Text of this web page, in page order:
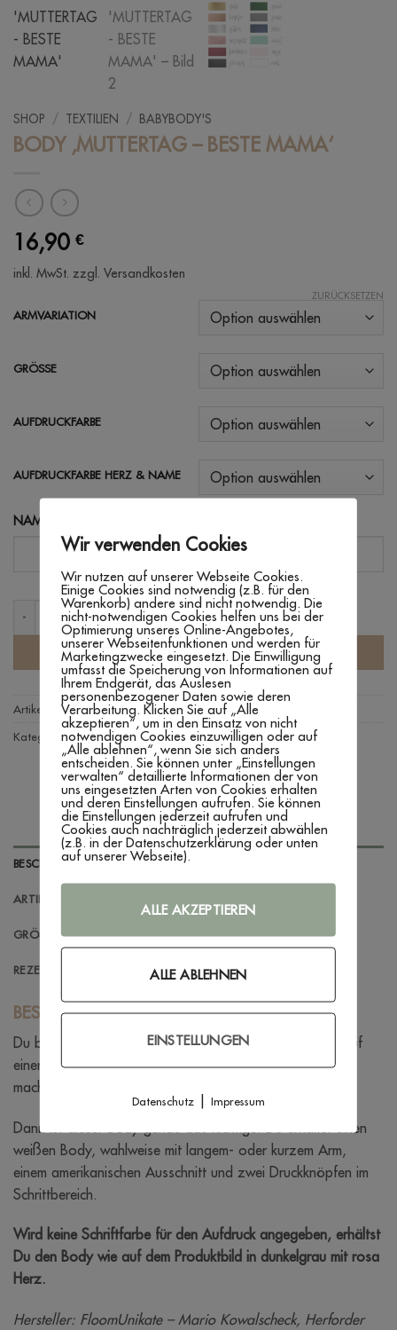
SHOP / TEXTILIEN / BABYBODY'S
BODY ‚MUTTERTAG – BESTE MAMA‘
16,90 €
inkl. MwSt. zzgl. Versandkosten
ARMVARIATION
GRÖSSE
AUFDRUCKFARBE
AUFDRUCKFARBE HERZ & NAME
ZURÜCKSETZEN
NAME
BODY 'MUTTERTAG - BESTE MAMA' Menge
IN DEN WARENKORB
Artikelnummer:n. v.
Kategorien:Babybody's, Textilien
BESCHREIBUNG
ARTIKELINFORMATIONEN
GRÖSSENBERATUNG
REZENSIONEN (0)
BESCHREIBUNG
Du bist auf der Suche nach einem Body um der Mama auf
einer besondern Art zum Muttertag ein Kompliment zu
machen?
Dann ist dieser Body genau das Richtige! Du erhältst einen
weißen Body, wahlweise mit langem- oder kurzem Arm,
einem amerikanischen Ausschnitt und zwei Druckknöpfen im
Schrittbereich.
Wird keine Schriftfarbe für den Aufdruck angegeben, erhältst
Du den Body wie auf dem Produktbild in dunkelgrau mit rosa
Herz.
Hersteller: FloomUnikate – Mario Kowalscheck, Herforder
Wir verwenden Cookies
Wir nutzen auf unserer Webseite Cookies.
Einige Cookies sind notwendig (z.B. für den
Warenkorb) andere sind nicht notwendig. Die
nicht-notwendigen Cookies helfen uns bei der
Optimierung unseres Online-Angebotes,
unserer Webseitenfunktionen und werden für
Marketingzwecke eingesetzt. Die Einwilligung
umfasst die Speicherung von Informationen auf
Ihrem Endgerät, das Auslesen
personenbezogener Daten sowie deren
Verarbeitung. Klicken Sie auf „Alle
akzeptieren“, um in den Einsatz von nicht
notwendigen Cookies einzuwilligen oder auf
„Alle ablehnen“, wenn Sie sich anders
entscheiden. Sie können unter „Einstellungen
verwalten“ detaillierte Informationen der von
uns eingesetzten Arten von Cookies erhalten
und deren Einstellungen aufrufen. Sie können
die Einstellungen jederzeit aufrufen und
Cookies auch nachträglich jederzeit abwählen
(z.B. in der Datenschutzerklärung oder unten
auf unserer Webseite).
ALLE AKZEPTIEREN
ALLE ABLEHNEN
EINSTELLUNGEN
Datenschutz| Impressum